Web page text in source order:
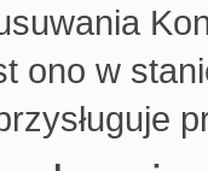
ono w